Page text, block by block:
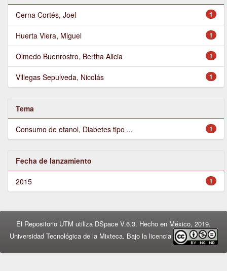
1
Cerna Cortés, Joel
1
Huerta Viera, Miguel
1
Olmedo Buenrostro, Bertha Alicia
1
Villegas Sepulveda, Nicolás
Tema
1
Consumo de etanol, Diabetes tipo ...
Fecha de lanzamiento
1
2015
El Repositorio UTM utiliza DSpace V.6.3. Hecho en México, 2019.
Universidad Tecnológica de la Mixteca. Bajo la licencia